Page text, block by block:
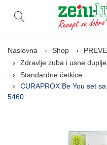
Otvori pretragu
Naslovna Shop
Zdravlje zuba i usne duplje
Standardne četkice
CURAPROX Be You set
5460